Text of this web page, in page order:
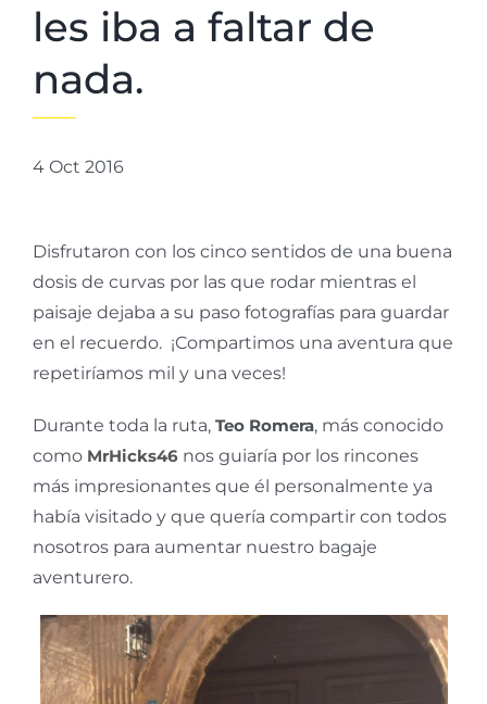
les iba a faltar de
nada.
4 Oct 2016
Disfrutaron con los cinco sentidos de una buena
dosis de curvas por las que rodar mientras el
paisaje dejaba a su paso fotografías para guardar
en el recuerdo. ¡Compartimos una aventura que
repetiríamos mil y una veces!
Durante toda la ruta, Teo Romera, más conocido
como MrHicks46 nos guiaría por los rincones
más impresionantes que él personalmente ya
había visitado y que quería compartir con todos
nosotros para aumentar nuestro bagaje
aventurero.